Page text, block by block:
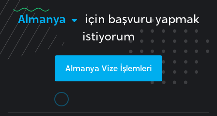
Almanya
için başvuru yapmak
istiyorum
Almanya Vize İşlemleri
e
t
C